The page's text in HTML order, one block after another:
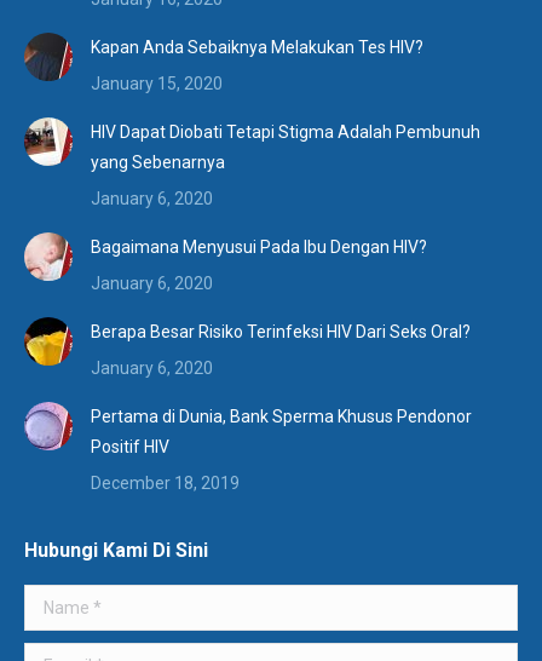
Kapan Anda Sebaiknya Melakukan Tes HIV?
January 15, 2020
HIV Dapat Diobati Tetapi Stigma Adalah Pembunuh
yang Sebenarnya
January 6, 2020
Bagaimana Menyusui Pada Ibu Dengan HIV?
January 6, 2020
Berapa Besar Risiko Terinfeksi HIV Dari Seks Oral?
January 6, 2020
Pertama di Dunia, Bank Sperma Khusus Pendonor
Positif HIV
December 18, 2019
Hubungi Kami Di Sini
Name *